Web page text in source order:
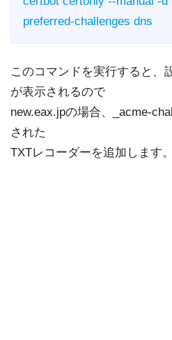
preferred-challenges dns
このコマンドを実行すると、
が表示されるので
new.eax.jpの場合、_acme-
された
TXTレコーダーを追加します。